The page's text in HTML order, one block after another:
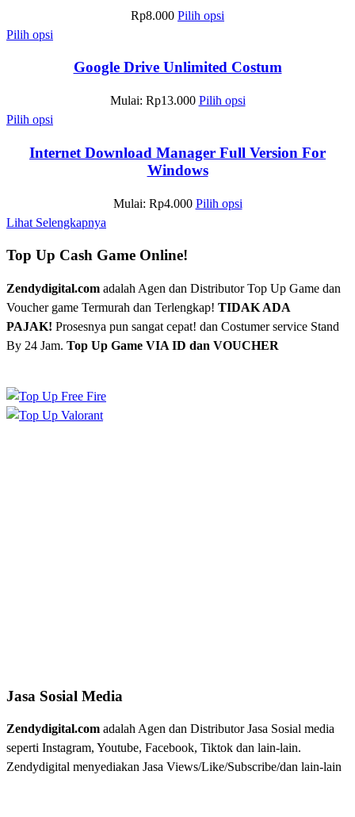
Rp8.000 Pilih opsi
Pilih opsi
Google Drive Unlimited Costum
Mulai: Rp13.000 Pilih opsi
Pilih opsi
Internet Download Manager Full Version For
Windows
Mulai: Rp4.000 Pilih opsi
Lihat Selengkapnya
Top Up Cash Game Online!
Zendydigital.com adalah Agen dan Distributor Top Up Game dan
Voucher game Termurah dan Terlengkap! TIDAK ADA
PAJAK! Prosesnya pun sangat cepat! dan Costumer service Stand
By 24 Jam. Top Up Game VIA ID dan VOUCHER
Jasa Sosial Media
Zendydigital.com adalah Agen dan Distributor Jasa Sosial media
seperti Instagram, Youtube, Facebook, Tiktok dan lain-lain.
Zendydigital menyediakan Jasa Views/Like/Subscribe/dan lain-lain